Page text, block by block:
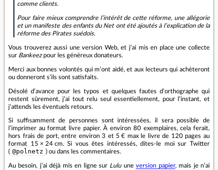
comme clients.
Pour faire mieux comprendre l’intérêt de cette réforme, une allégorie
et un manifeste des enfants du Net ont été ajoutés à l’explication de la
réforme des Pirates suédois.
Vous trouverez aussi une version Web, et j’ai mis en place une collecte
sur Bankeezpour les généreux donateurs.
Merci aux bonnes volontés qui m’ont aidé, et aux lecteurs qui achèteront
ou donneront s’ils sont satisfaits.
Désolé d’avance pour les typos et quelques fautes d’orthographe qui
restent sûrement, j’ai tout relu seul essentiellement, pour l’instant, et
j’attends les éventuels retours.
Si suffisamment de personnes sont intéressées, il sera possible de
l’imprimer au format livre papier. À environ 80 exemplaires, cela ferait,
hors frais de port, entre environ 3 et 5 € max le livre de 120 pages au
format 15 × 24 cm. Si vous êtes intéressés, dites‐le moi sur Twitter
( @polnetz ) ou dans les commentaires.
Au besoin, j’ai déjà mis en ligne sur Luluuneversion papier, mais je n’ai